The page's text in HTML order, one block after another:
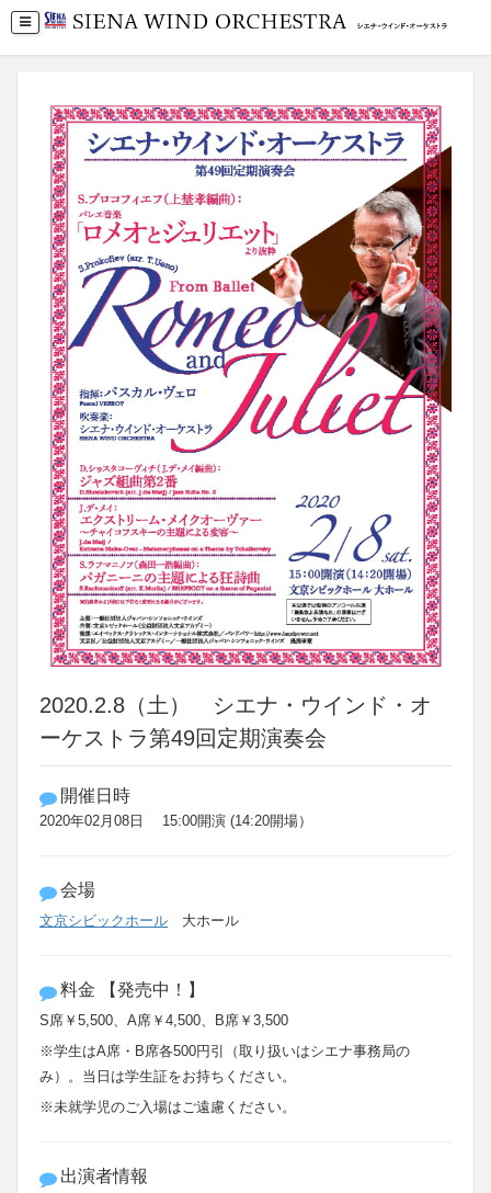
2020.2.8（土） シエナ・ウインド・オ
ーケストラ第49回定期演奏会
開催日時
2020年02月08日 15:00開演 (14:20開場）
会場
文京シビックホール 大ホール
料金 【発売中！】
S席￥5,500、A席￥4,500、B席￥3,500
※学生はA席・B席各500円引（取り扱いはシエナ事務局の
み）。当日は学生証をお持ちください。
※未就学児のご入場はご遠慮ください。
出演者情報